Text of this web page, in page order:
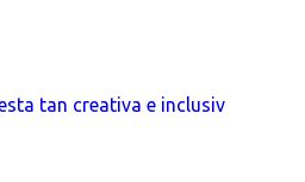
tan creativa e inclusiv